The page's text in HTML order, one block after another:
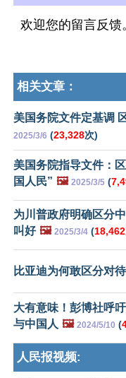
欢迎您的留言反馈
相关文章：
美国务院文件定基调
2025/3/6 (23,328次)
美国务院指导文件：
国人民” 🖼️ 2025/3/5 (
为川普政府明确区分
叫好 🖼️ 2025/3/4 (18,462
比亚迪为何敢区分对
大有意味！彭博社呼
与中国人 🖼️ 2024/5/10 (
人民报视频: